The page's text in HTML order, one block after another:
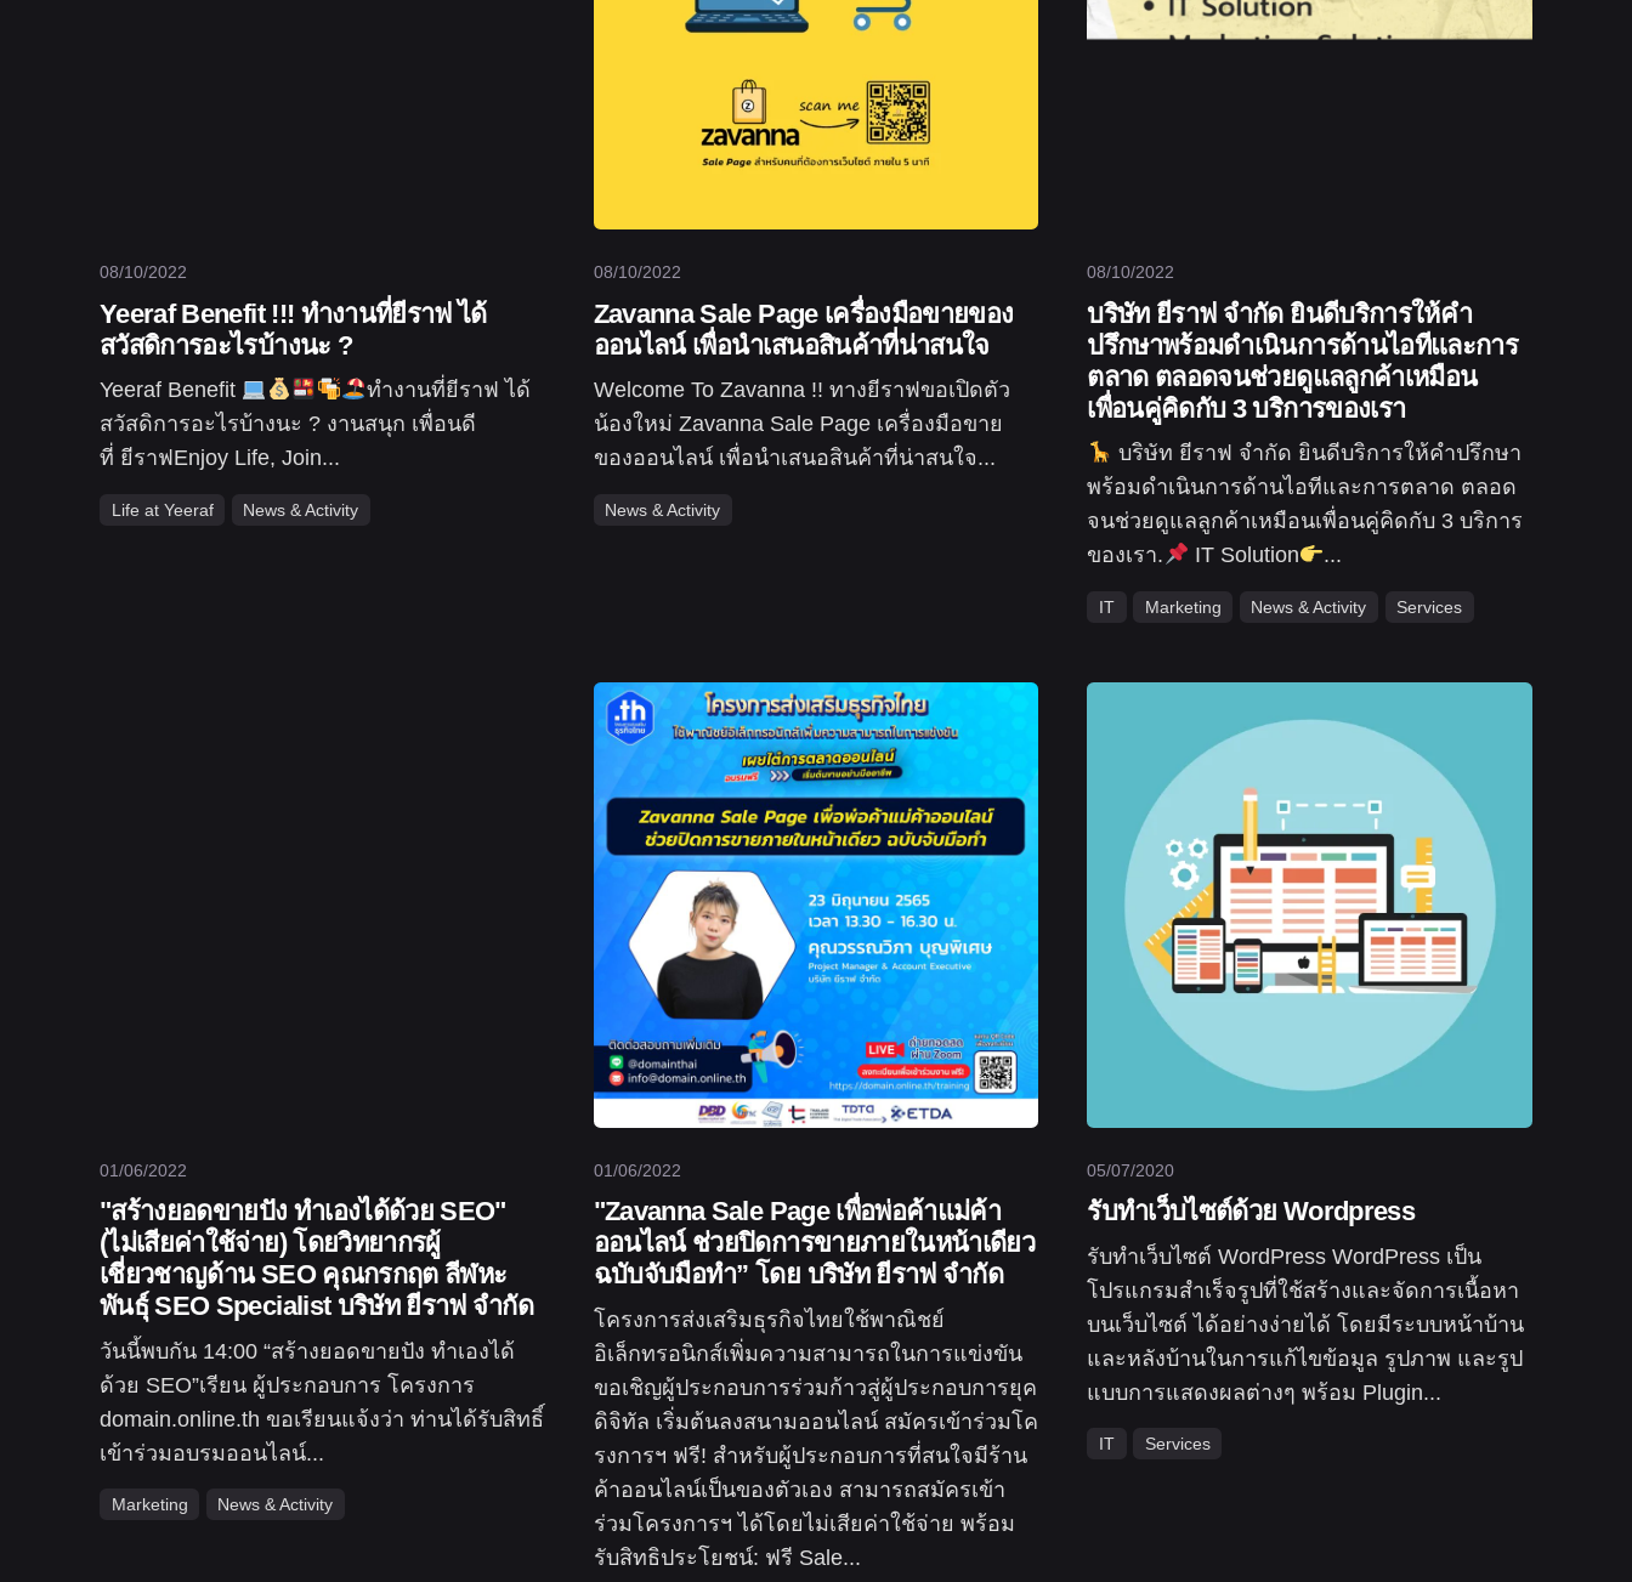
08/10/2022
Yeeraf Benefit !!! ทำงานที่ยีราฟ ได้
สวัสดิการอะไรบ้างนะ ?
Yeeraf Benefit
ทำงานที่ยีราฟ ได้
สวัสดิการอะไรบ้างนะ ? งานสนุก เพื่อนดี
ที่ ยีราฟEnjoy Life, Join...
Life at Yeeraf News & Activity
08/10/2022
Zavanna Sale Page เครื่องมือขายของ
ออนไลน์ เพื่อนำเสนอสินค้าที่น่าสนใจ
Welcome To Zavanna !! ทางยีราฟขอเปิดตัว
น้องใหม่ Zavanna Sale Page เครื่องมือขาย
ของออนไลน์ เพื่อนำเสนอสินค้าที่น่าสนใจ...
News & Activity
08/10/2022
บริษัท ยีราฟ จำกัด ยินดีบริการให้คำ
ปรึกษาพร้อมดำเนินการด้านไอทีและการ
ตลาด ตลอดจนช่วยดูแลลูกค้าเหมือน
เพื่อนคู่คิดกับ 3 บริการของเรา
บริษัท ยีราฟ จำกัด ยินดีบริการให้คำปรึกษา
พร้อมดำเนินการด้านไอทีและการตลาด ตลอด
จนช่วยดูแลลูกค้าเหมือนเพื่อนคู่คิดกับ 3 บริการ
ของเรา.
IT Solution ...
IT Marketing News & Activity Services
01/06/2022
"สร้างยอดขายปัง ทำเองได้ด้วย SEO"
(ไม่เสียค่าใช้จ่าย) โดยวิทยากรผู้
เชี่ยวชาญด้าน SEO คุณกรกฤต ลีฬหะ
พันธุ์ SEO Specialist บริษัท ยีราฟ จำกัด
วันนี้พบกัน 14:00 “สร้างยอดขายปัง ทำเองได้
ด้วย SEO”เรียน ผู้ประกอบการ โครงการ
domain.online.th ขอเรียนแจ้งว่า ท่านได้รับสิทธิ์
เข้าร่วมอบรมออนไลน์...
Marketing News & Activity
01/06/2022
"Zavanna Sale Page เพื่อพ่อค้าแม่ค้า
ออนไลน์ ช่วยปิดการขายภายในหน้าเดียว
ฉบับจับมือทำ” โดย บริษัท ยีราฟ จำกัด
โครงการส่งเสริมธุรกิจไทยใช้พาณิชย์
อิเล็กทรอนิกส์เพิ่มความสามารถในการแข่งขัน
ขอเชิญผู้ประกอบการร่วมก้าวสู่ผู้ประกอบการยุค
ดิจิทัล เริ่มต้นลงสนามออนไลน์ สมัครเข้าร่วมโค
รงการฯ ฟรี! สำหรับผู้ประกอบการที่สนใจมีร้าน
ค้าออนไลน์เป็นของตัวเอง สามารถสมัครเข้า
ร่วมโครงการฯ ได้โดยไม่เสียค่าใช้จ่าย พร้อม
รับสิทธิประโยชน์: ฟรี Sale...
05/07/2020
รับทำเว็บไซต์ด้วย Wordpress
รับทำเว็บไซต์ WordPress WordPress เป็น
โปรแกรมสำเร็จรูปที่ใช้สร้างและจัดการเนื้อหา
บนเว็บไซต์ ได้อย่างง่ายได้ โดยมีระบบหน้าบ้าน
และหลังบ้านในการแก้ไขข้อมูล รูปภาพ และรูป
แบบการแสดงผลต่างๆ พร้อม Plugin...
IT Services